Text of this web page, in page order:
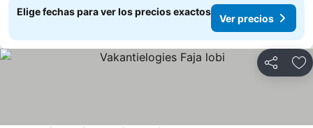
Elige fechas para ver los precios exactos
Ver precios
Compartir